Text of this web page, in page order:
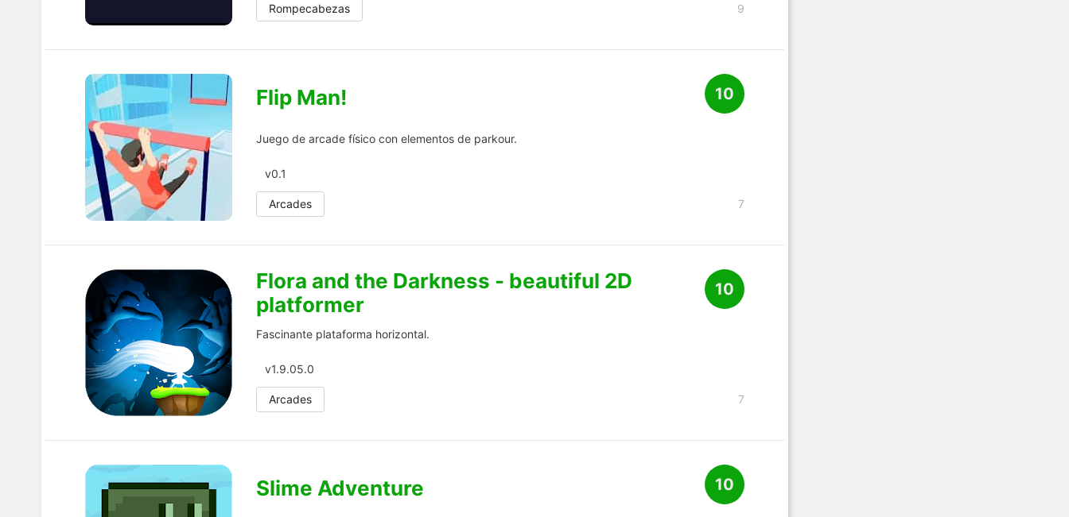
Rompecabezas 9
10
Flip Man!
Juego de arcade físico con elementos de parkour.
v0.1
Arcades 7
10
Flora and the Darkness - beautiful 2D
platformer
Fascinante plataforma horizontal.
v1.9.05.0
Arcades 7
10
Slime Adventure